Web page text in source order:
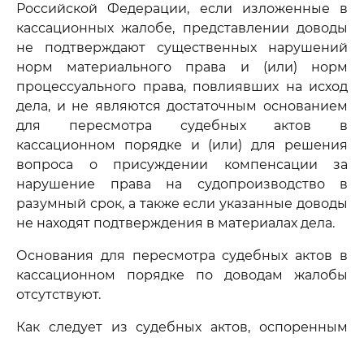
Российской Федерации, если изложенные в
кассационных жалобе, представлении доводы
не подтверждают существенных нарушений
норм материального права и (или) норм
процессуального права, повлиявших на исход
дела, и не являются достаточным основанием
для пересмотра судебных актов в
кассационном порядке и (или) для решения
вопроса о присуждении компенсации за
нарушение права на судопроизводство в
разумный срок, а также если указанные доводы
не находят подтверждения в материалах дела.
Основания для пересмотра судебных актов в
кассационном порядке по доводам жалобы
отсутствуют.
Как следует из судебных актов, оспоренным